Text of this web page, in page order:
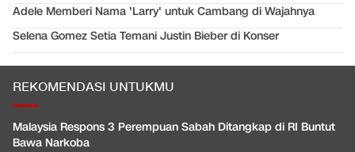
Adele Memberi Nama 'Larry' untuk Cambang di Wajahnya
Selena Gomez Setia Temani Justin Bieber di Konser
REKOMENDASI UNTUKMU
Malaysia Respons 3 Perempuan Sabah Ditangkap di RI Buntut
Bawa Narkoba